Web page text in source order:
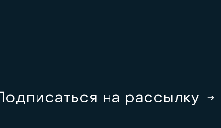
одписаться на рассылку